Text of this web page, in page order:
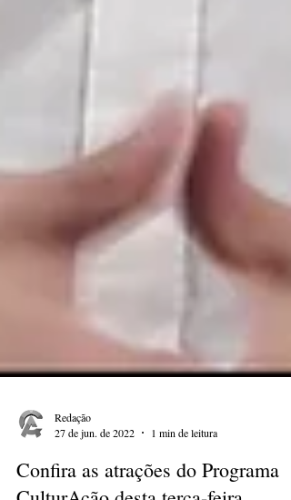
Redação
27 de jun. de 2022
1 min de leitura